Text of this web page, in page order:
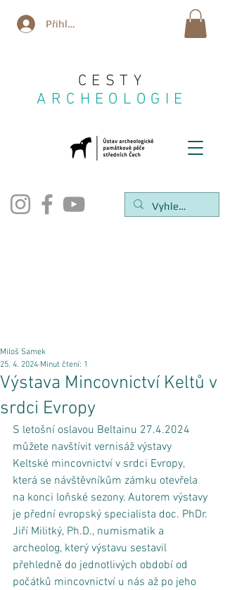
CESTY
ARCHEOLOGIE
Přihlásit se
Výstava Mincovnictví Keltů v
srdci Evropy
Miloš Samek
25. 4. 2024 Minut čtení: 1
S letošní oslavou Beltainu 27.4.2024
můžete navštívit vernisáž výstavy
Keltské mincovnictví v srdci Evropy,
která se návštěvníkům zámku otevřela
na konci loňské sezony. Autorem výstavy
je přední evropský specialista doc. PhDr.
Jiří Militký, Ph.D., numismatik a
archeolog, který výstavu sestavil
přehledně do jednotlivých období od
počátků mincovnictví u nás až po jeho